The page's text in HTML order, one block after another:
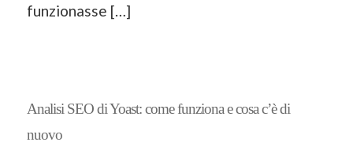
funzionasse […]
Analisi SEO di Yoast: come funziona e cosa c’è di
nuovo